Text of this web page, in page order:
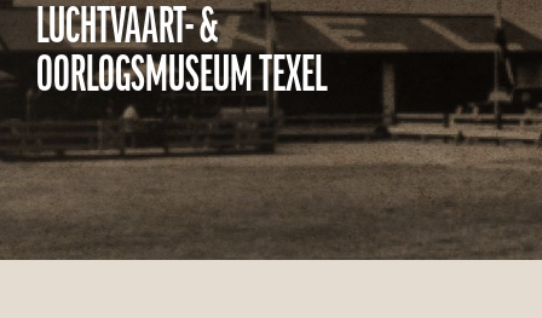
LUCHTVAART- &
OORLOGSMUSEUM TEXEL